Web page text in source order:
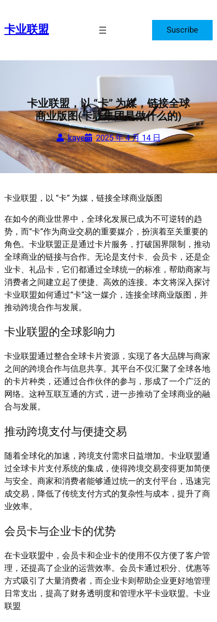
内卡业联盟 Suscribe
卡业联盟，以 “卡” 为媒，链接全球
商业版图(卡联集团是做什么的)
kaye 2025 年 4 月 14 日
卡业联盟，以 “卡” 为媒，链接全球商业版图
在如今的商业世界中，全球化发展已成为不可逆转的趋
势，而“卡”作为商业交易的重要媒介，扮演着至关重要的
角色。卡业联盟正是通过卡片服务，打破国界限制，推动
全球商业的链接与合作。无论是支付卡、会员卡，还是企
业卡、礼品卡，它们都通过全球统一的标准，帮助商家与
消费者之间建立起了便捷、高效的连接。本文将深入探讨
卡业联盟如何通过“卡”这一媒介，连接全球商业版图，并
推动跨境合作与发展。
卡业联盟的全球影响力
卡业联盟通过整合全球卡片资源，实现了各大品牌与商家
之间的跨境合作与信息共享。其平台不仅汇聚了全球各地
的卡片种类，还通过合作伙伴的参与，形成了一个广泛的
网络。这种互联互通的方式，进一步推动了全球商业的融
合与发展。
推动跨境支付与便捷交易
随着全球化的加速，跨境支付需求日益增加。卡业联盟通
过全球卡片支付系统的集成，使得跨境交易变得更加简便
与安全。商家和消费者能够通过统一的支付平台，迅速完
成交易，降低了传统支付方式的复杂性与成本，提升了商
业效率。
会员卡与企业卡的优势
在卡业联盟中，会员卡和企业卡的使用不仅方便了客户管
理，还提高了企业的运营效率。会员卡通过积分、优惠等
方式吸引了大量消费者，而企业卡则帮助企业更好地管理
日常支出，提高了财务透明度和管理水平卡业联盟。卡业
联盟